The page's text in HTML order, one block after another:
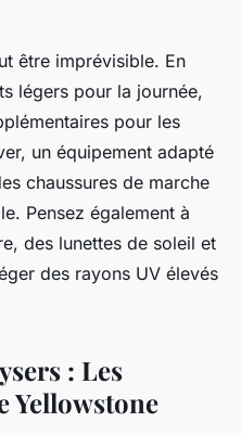
être imprévisible. En
légers pour la journée,
pour les
un équipement adapté
chaussures de marche
Pensez également à
des lunettes de soleil et
des rayons UV élevés
: Les
Yellowstone